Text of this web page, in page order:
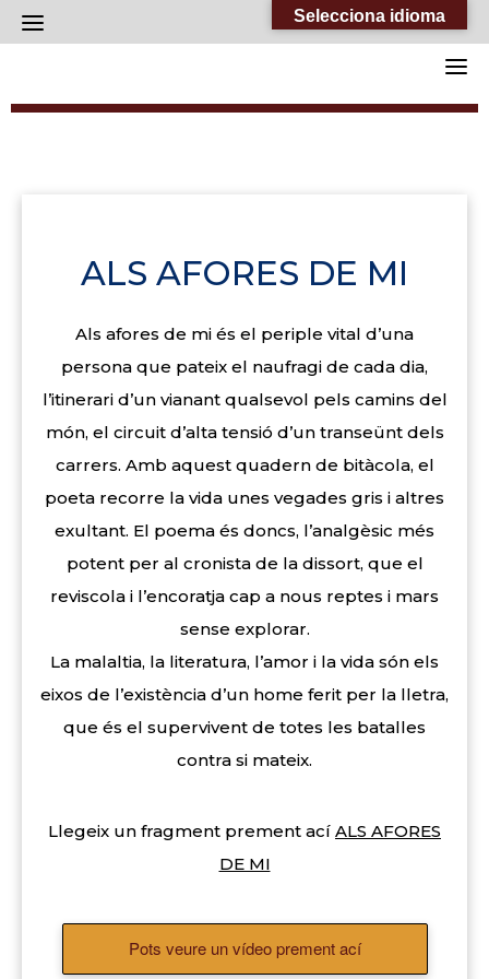
content
ALS AFORES DE MI
Als afores de mi és el periple vital d’una
persona que pateix el naufragi de cada dia,
l’itinerari d’un vianant qualsevol pels camins del
món, el circuit d’alta tensió d’un transeünt dels
carrers. Amb aquest quadern de bitàcola, el
poeta recorre la vida unes vegades gris i altres
exultant. El poema és doncs, l’analgèsic més
potent per al cronista de la dissort, que el
reviscola i l’encoratja cap a nous reptes i mars
sense explorar.
La malaltia, la literatura, l’amor i la vida són els
eixos de l’existència d’un home ferit per la lletra,
que és el supervivent de totes les batalles
contra si mateix.
Llegeix un fragment prement ací ALS AFORES
DE MI
Pots veure un vídeo prement ací
Selecciona idioma